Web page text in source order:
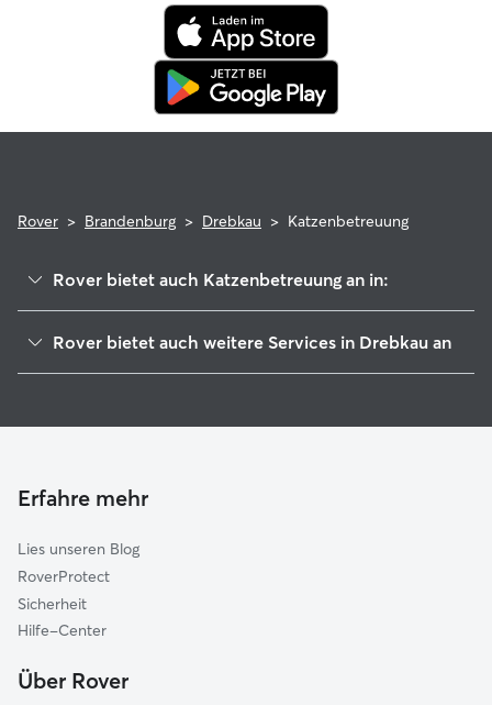
tierärztliche Behandlungen erstattet.
Rover > Brandenburg > Drebkau > Katzenbetreuung
Rover bietet auch Katzenbetreuung an in:
Cottbus
Großräschen
Burg
Altdöbern
Lauta
Senftenberg
Rover bietet auch weitere Services in Drebkau an
Hundekindergarten in Drebkau
Erfahre mehr
Lies unseren Blog
RoverProtect
Sicherheit
Hilfe-Center
Über Rover